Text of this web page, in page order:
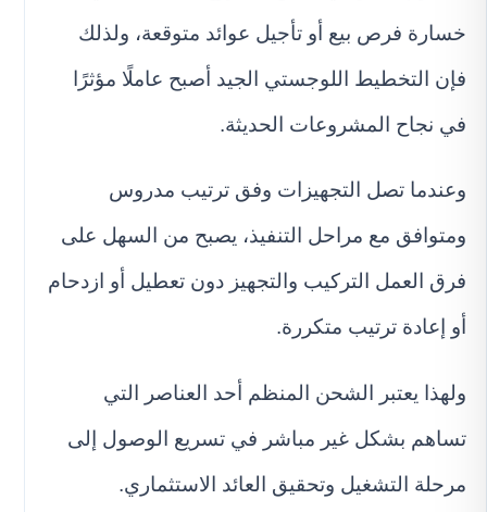
خسارة فرص بيع أو تأجيل عوائد متوقعة، ولذلك
فإن التخطيط اللوجستي الجيد أصبح عاملًا مؤثرًا
في نجاح المشروعات الحديثة.
وعندما تصل التجهيزات وفق ترتيب مدروس
ومتوافق مع مراحل التنفيذ، يصبح من السهل على
فرق العمل التركيب والتجهيز دون تعطيل أو ازدحام
أو إعادة ترتيب متكررة.
ولهذا يعتبر الشحن المنظم أحد العناصر التي
تساهم بشكل غير مباشر في تسريع الوصول إلى
مرحلة التشغيل وتحقيق العائد الاستثماري.